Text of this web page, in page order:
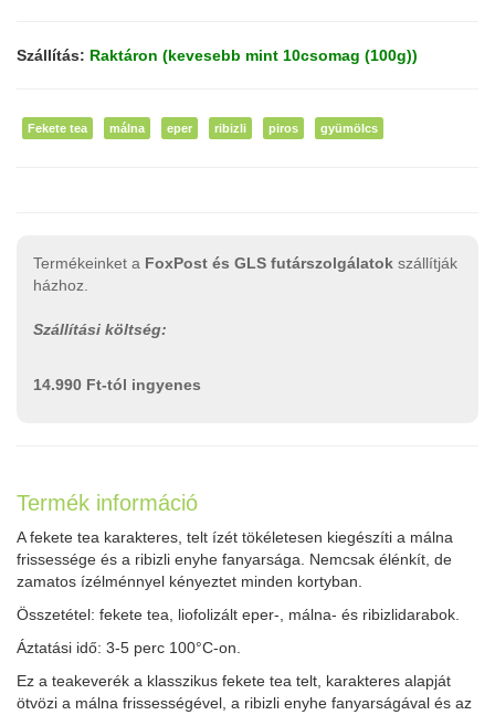
Szállítás: Raktáron (kevesebb mint 10csomag (100g))
Fekete tea málna eper ribizli piros gyümölcs
Termékeinket a FoxPost és GLS futárszolgálatok szállítják
házhoz.
Szállítási költség:
14.990 Ft-tól ingyenes
Termék információ
A fekete tea karakteres, telt ízét tökéletesen kiegészíti a málna
frissessége és a ribizli enyhe fanyarsága. Nemcsak élénkít, de
zamatos ízélménnyel kényeztet minden kortyban.
Összetétel: fekete tea, liofolizált eper-, málna- és ribizlidarabok.
Áztatási idő: 3-5 perc 100°C-on.
Ez a teakeverék a klasszikus fekete tea telt, karakteres alapját
ötvözi a málna frissességével, a ribizli enyhe fanyarságával és az